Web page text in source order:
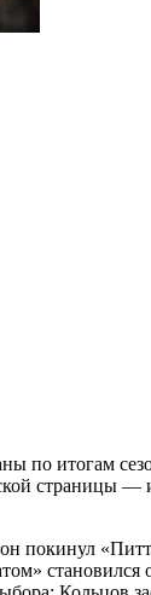
по итогам
страницы —
покинул
становился